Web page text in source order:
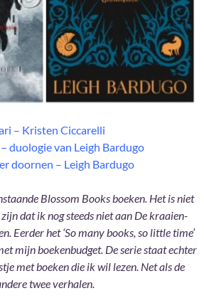
– Kristen Ciccarelli
duologie van Leigh Bardugo
doornen – Leigh Bardugo
Blossom Books boeken. Het is niet
dat ik nog steeds niet aan De kraaien-
Eerder het ‘So many books, so little time’
mijn boekenbudget. De serie staat echter
met boeken die ik wil lezen. Net als de
twee verhalen.